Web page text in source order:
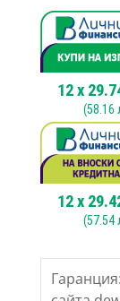
Nm
12x
(58.16
12x
(57.54